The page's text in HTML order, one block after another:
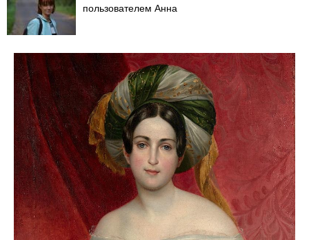
пользователем Анна